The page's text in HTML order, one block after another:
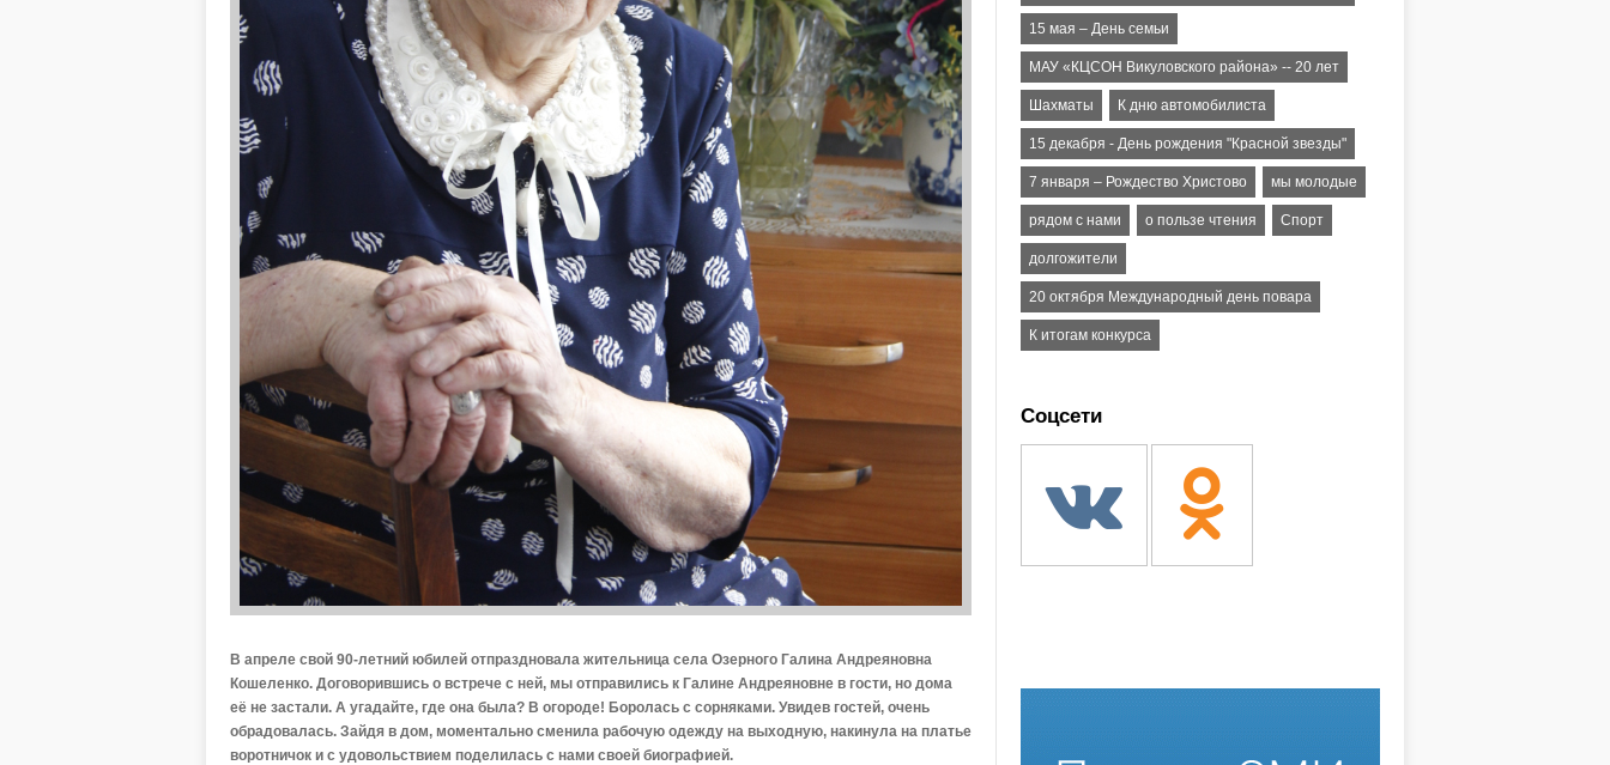
В апреле свой 90-летний юбилей отпраздновала жительница села Озерного Галина Андреяновна
Кошеленко. Договорившись о встрече с ней, мы отправились к Галине Андреяновне в гости, но дома
её не застали. А угадайте, где она была? В огороде! Боролась с сорняками. Увидев гостей, очень
обрадовалась. Зайдя в дом, моментально сменила рабочую одежду на выходную, накинула на платье
воротничок и с удовольствием поделилась с нами своей биографией.
15 мая – День семьи
МАУ «КЦСОН Викуловского района» -- 20 лет
Шахматы К дню автомобилиста
15 декабря - День рождения "Красной звезды"
7 января – Рождество Христово мы молодые
рядом с нами о пользе чтения Спорт
долгожители
20 октября Международный день повара
К итогам конкурса
Соцсети